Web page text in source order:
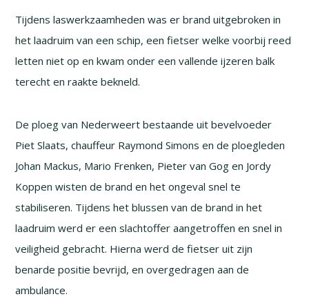
Tijdens laswerkzaamheden was er brand uitgebroken in
het laadruim van een schip, een fietser welke voorbij reed
letten niet op en kwam onder een vallende ijzeren balk
terecht en raakte bekneld.
De ploeg van Nederweert bestaande uit bevelvoeder
Piet Slaats, chauffeur Raymond Simons en de ploegleden
Johan Mackus, Mario Frenken, Pieter van Gog en Jordy
Koppen wisten de brand en het ongeval snel te
stabiliseren. Tijdens het blussen van de brand in het
laadruim werd er een slachtoffer aangetroffen en snel in
veiligheid gebracht. Hierna werd de fietser uit zijn
benarde positie bevrijd, en overgedragen aan de
ambulance.